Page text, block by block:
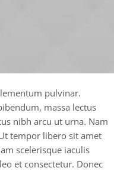
pulvinar.
massa lectus
nibh arcu ut urna. Nam
tempor libero sit amet
scelerisque iaculis
et consectetur. Donec